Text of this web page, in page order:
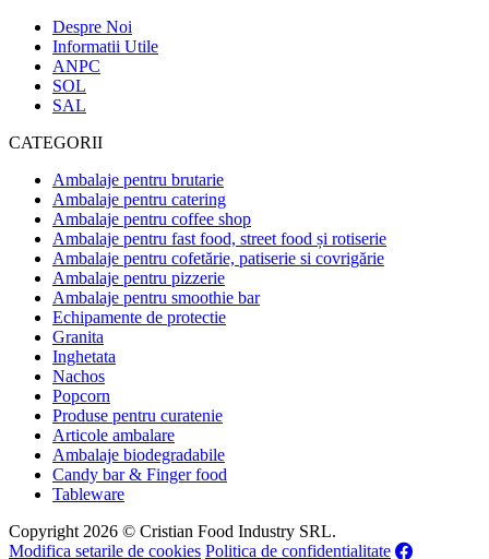
Despre Noi
Informatii Utile
ANPC
SOL
SAL
CATEGORII
Ambalaje pentru brutarie
Ambalaje pentru catering
Ambalaje pentru coffee shop
Ambalaje pentru fast food, street food și rotiserie
Ambalaje pentru cofetărie, patiserie si covrigărie
Ambalaje pentru pizzerie
Ambalaje pentru smoothie bar
Echipamente de protectie
Granita
Inghetata
Nachos
Popcorn
Produse pentru curatenie
Articole ambalare
Ambalaje biodegradabile
Candy bar & Finger food
Tableware
Copyright 2026 © Cristian Food Industry SRL.
Modifica setarile de cookies Politica de confidentialitate